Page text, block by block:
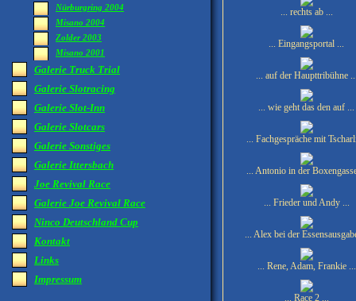
Nürburgring 2004
Misano 2004
Zolder 2003
Misano 2001
Galerie Truck Trial
Galerie Slotracing
Galerie Slot-Inn
Galerie Slotcars
Galerie Sonstiges
Galerie Ittersbach
Joe Revival Race
Galerie Joe Revival Race
Ninco Deutschland Cup
Kontakt
Links
Impressum
... rechts ab ...
... Eingangsportal ...
... auf der Haupttribühne
... wie geht das den auf ...
... Fachgespräche mit
... Antonio in der
... Frieder und Andy ...
... Alex bei der
... Rene, Adam, Frankie ...
... Race 2 ...